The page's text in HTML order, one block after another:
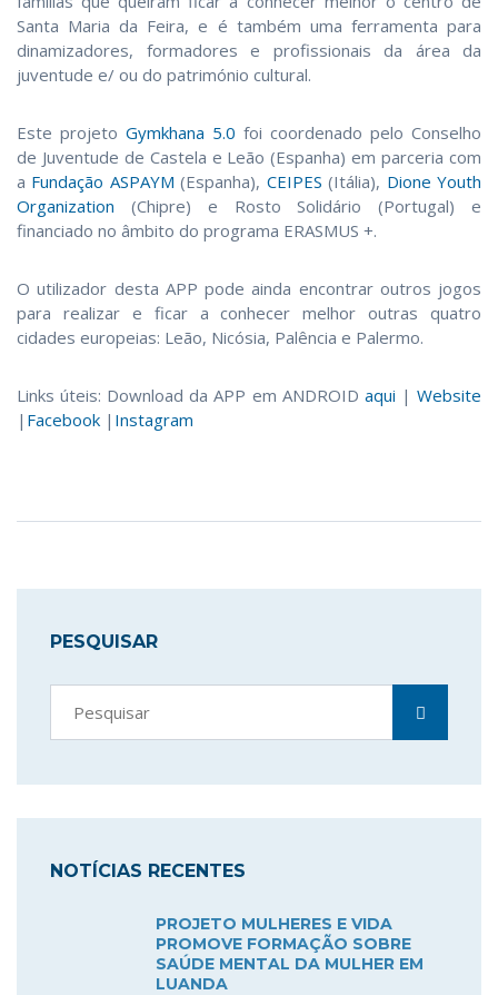
Santa Maria da Feira, e é também uma ferramenta para
dinamizadores, formadores e profissionais da área da
juventude e/ ou do património cultural.
Este projeto Gymkhana 5.0 foi coordenado pelo Conselho
de Juventude de Castela e Leão (Espanha) em parceria com
a Fundação ASPAYM (Espanha), CEIPES (Itália), Dione Youth
Organization (Chipre) e Rosto Solidário (Portugal) e
financiado no âmbito do programa ERASMUS +.
O utilizador desta APP pode ainda encontrar outros jogos
para realizar e ficar a conhecer melhor outras quatro
cidades europeias: Leão, Nicósia, Palência e Palermo.
Links úteis: Download da APP em ANDROID aqui |Website
| Facebook | Instagram
PESQUISAR
NOTÍCIAS RECENTES
PROJETO MULHERES E VIDA
PROMOVE FORMAÇÃO SOBRE
SAÚDE MENTAL DA MULHER EM
LUANDA